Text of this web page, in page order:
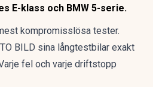
E-klass och BMW 5-serie.
kompromisslösa tester.
BILD sina långtestbilar exakt
fel och varje driftstopp